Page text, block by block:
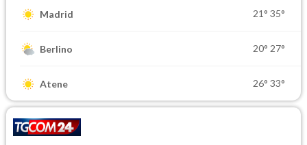
Madrid 21° 35°
Berlino 20° 27°
Atene 26° 33°